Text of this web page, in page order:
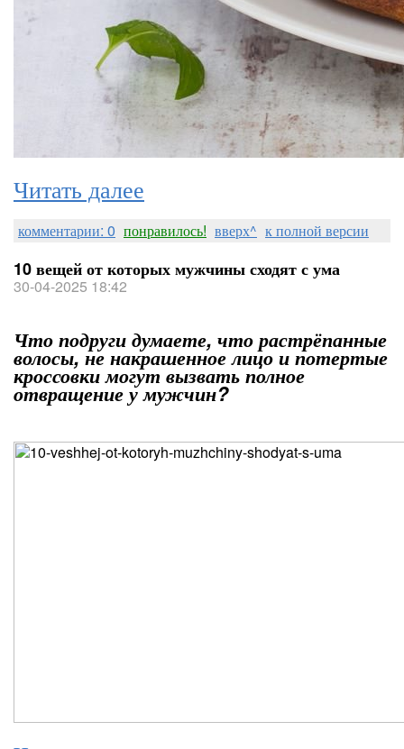
Читать далее
комментарии: 0 понравилось! вверх^ к полной версии
10 вещей от которых мужчины сходят с ума
30-04-2025 18:42
Что подруги думаете, что растрёпанные
волосы, не накрашенное лицо и потертые
кроссовки могут вызвать полное
отвращение у мужчин?